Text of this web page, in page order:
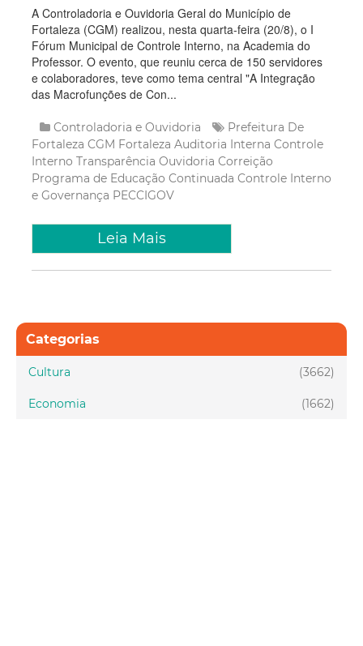
A Controladoria e Ouvidoria Geral do Município de
Fortaleza (CGM) realizou, nesta quarta-feira (20/8), o I
Fórum Municipal de Controle Interno, na Academia do
Professor. O evento, que reuniu cerca de 150 servidores
e colaboradores, teve como tema central "A Integração
das Macrofunções de Con...
Controladoria e Ouvidoria
Prefeitura De
Fortaleza CGM Fortaleza Auditoria Interna Controle
Interno Transparência Ouvidoria Correição
Programa de Educação Continuada Controle Interno
e Governança PECCIGOV
Leia Mais
Categorias
(3662)
Cultura
(1662)
Economia